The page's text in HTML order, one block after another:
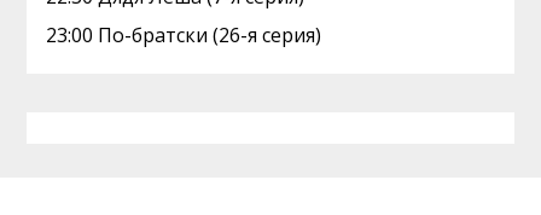
23:00 По-братски (26-я серия)